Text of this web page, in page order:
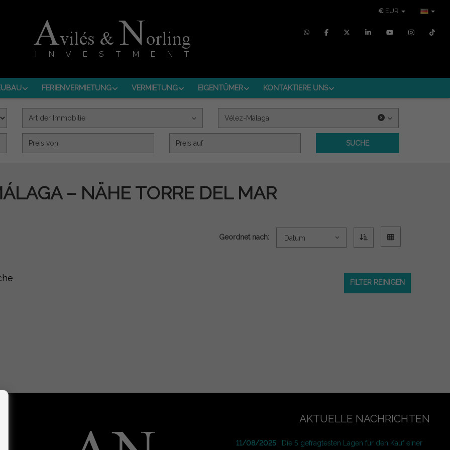
€ EUR
FERIENVERMIETUNG VERMIETUNG EIGENTÜMER KONTAKTIERE UNS
Art der Immobilie Vélez-Málaga
Precio (€)
SUCHE
– NÄHE TORRE DEL MAR
Geordnet nach: Datum
FILTER REINIGEN
AKTUELLE NACHRICHTEN
11/08/2025| Die 5 gefragtesten Lagen für den Kauf einer